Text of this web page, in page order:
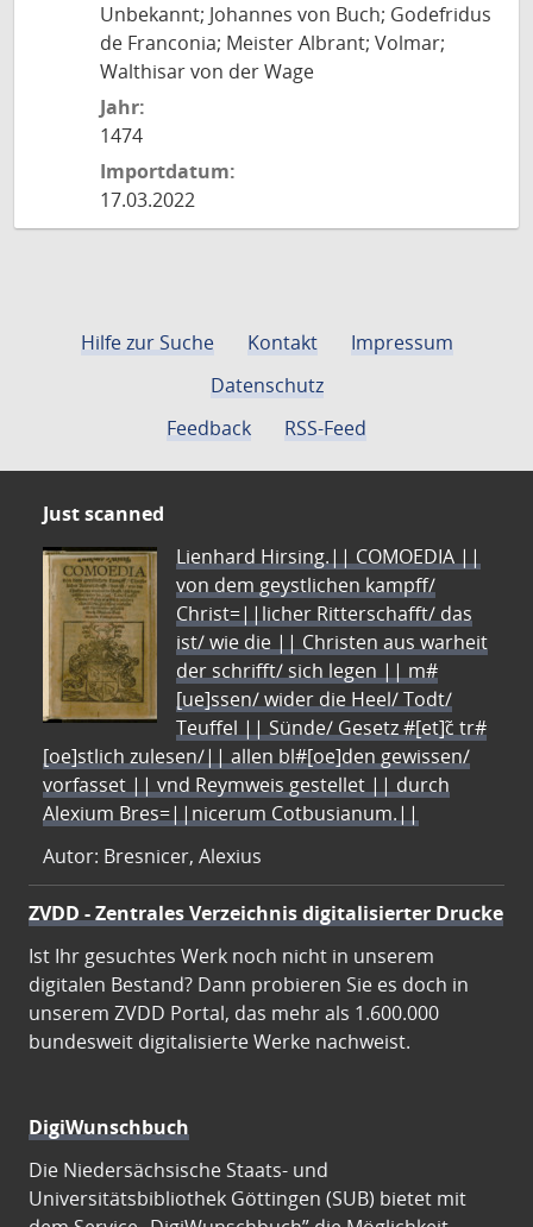
Unbekannt; Johannes von Buch; Godefridus
de Franconia; Meister Albrant; Volmar;
Walthisar von der Wage
Jahr:
1474
Importdatum:
17.03.2022
Hilfe zur Suche Kontakt
Impressum
Datenschutz
Feedback
RSS-Feed
Just scanned
Lienhard Hirsing.|| COMOEDIA ||
von dem geystlichen kampff/
Christ=||licher Ritterschafft/ das
ist/ wie die || Christen aus warheit
der schrifft/ sich legen || m#
[ue]ssen/ wider die Heel/ Todt/
Teuffel || Sünde/ Gesetz #[et]c̃ tr#
[oe]stlich zulesen/|| allen bl#[oe]den gewissen/
vorfasset || vnd Reymweis gestellet || durch
Alexium Bres=||nicerum Cotbusianum.||
Autor: Bresnicer, Alexius
ZVDD - Zentrales Verzeichnis digitalisierter Drucke
Ist Ihr gesuchtes Werk noch nicht in unserem
digitalen Bestand? Dann probieren Sie es doch in
unserem ZVDD Portal, das mehr als 1.600.000
bundesweit digitalisierte Werke nachweist.
DigiWunschbuch
Die Niedersächsische Staats- und
Universitätsbibliothek Göttingen (SUB) bietet mit